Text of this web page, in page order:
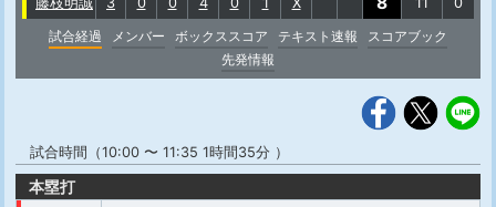
試合経過
メンバー ボックススコア テキスト速報
スコアブック
先発情報
試合時間（10:00 〜 11:35 1時間35分 ）
本塁打